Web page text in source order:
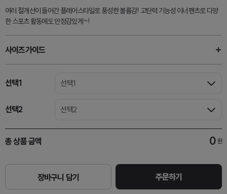
여러 절개선이 들어간 플레어스타일로 풍성한 볼륨감! 고탄력 기능성 이너팬츠로 다양
한 스포츠 활동에도 안정감있게~!
사이즈가이드
선택1 선택1
선택2 선택2
총 상품 금액 0 원
장바구니 담기 주문하기